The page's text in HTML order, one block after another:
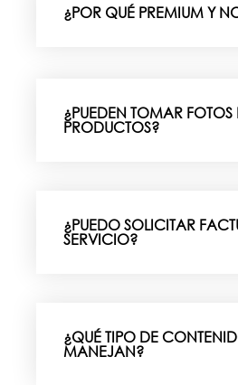
¿POR QUÉ PREMIUM Y
¿PUEDEN TOMAR FOTOS
PRODUCTOS?
¿PUEDO SOLICITAR
SERVICIO?
¿QUÉ TIPO DE
MANEJAN?